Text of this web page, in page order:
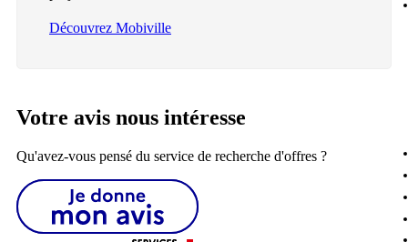
Découvrez Mobiville
Votre avis nous intéresse
Qu'avez-vous pensé du service de recherche d'offres ?